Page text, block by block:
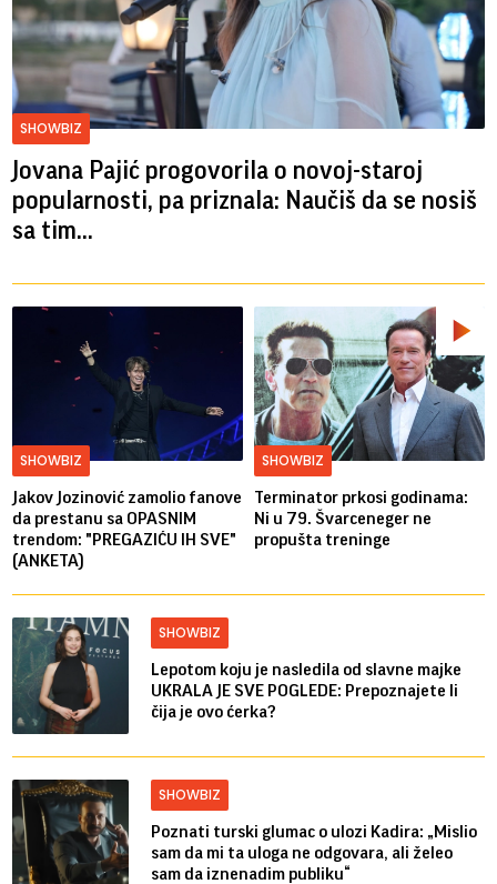
SHOWBIZ
Jovana Pajić progovorila o novoj-staroj
popularnosti, pa priznala: Naučiš da se nosiš
sa tim...
SHOWBIZ
Jakov Jozinović zamolio fanove
da prestanu sa OPASNIM
trendom: "PREGAZIĆU IH SVE"
(ANKETA)
SHOWBIZ
Terminator prkosi godinama:
Ni u 79. Švarceneger ne
propušta treninge
SHOWBIZ
Lepotom koju je nasledila od slavne majke
UKRALA JE SVE POGLEDE: Prepoznajete li
čija je ovo ćerka?
SHOWBIZ
Poznati turski glumac o ulozi Kadira: „Mislio
sam da mi ta uloga ne odgovara, ali želeo
sam da iznenadim publiku“